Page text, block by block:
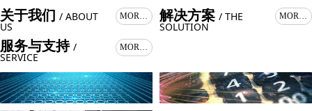
关于我们 / ABOUT
US
MORE > 解决方案 / THE
SOLUTION
MORE >
服务与支持 /
SERVICE
MORE >